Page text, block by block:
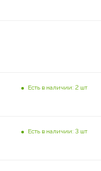
Есть в наличии: 2 шт
Есть в наличии: 3 шт